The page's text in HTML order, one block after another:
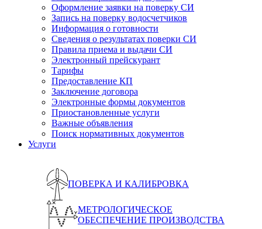
Оформление заявки на поверку СИ
Запись на поверку водосчетчиков
Информация о готовности
Сведения о результатах поверки СИ
Правила приема и выдачи СИ
Электронный прейскурант
Тарифы
Предоставление КП
Заключение договора
Электронные формы документов
Приостановленные услуги
Важные объявления
Поиск нормативных документов
Услуги
ПОВЕРКА И КАЛИБРОВКА
МЕТРОЛОГИЧЕСКОЕ
ОБЕСПЕЧЕНИЕ ПРОИЗВОДСТВА